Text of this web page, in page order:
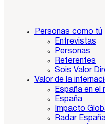
Personas como tú
Entrevistas
Personas
Referentes
Sois Valor
Valor de la
España en el
España
Impacto
Radar